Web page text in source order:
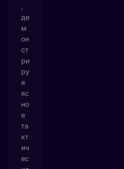
де
м
он
ст
ри
ру
я
яс
но
е
та
кт
ич
ес